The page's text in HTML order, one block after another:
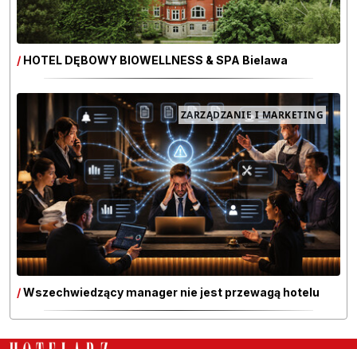
/ HOTEL DĘBOWY BIOWELLNESS & SPA Bielawa
ZARZĄDZANIE I MARKETING
/Wszechwiedzący manager nie jest przewagą hotelu